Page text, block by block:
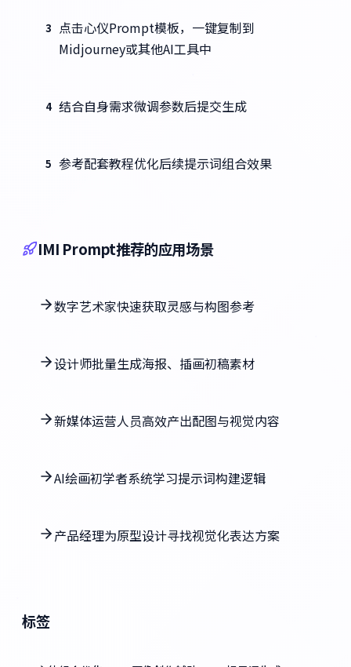
3
点击心仪Prompt模板，一键复制到
Midjourney或其他AI工具中
4 结合自身需求微调参数后提交生成
5 参考配套教程优化后续提示词组合效果
IMI Prompt推荐的应用场景
数字艺术家快速获取灵感与构图参考
设计师批量生成海报、插画初稿素材
新媒体运营人员高效产出配图与视觉内容
AI绘画初学者系统学习提示词构建逻辑
产品经理为原型设计寻找视觉化表达方案
标签